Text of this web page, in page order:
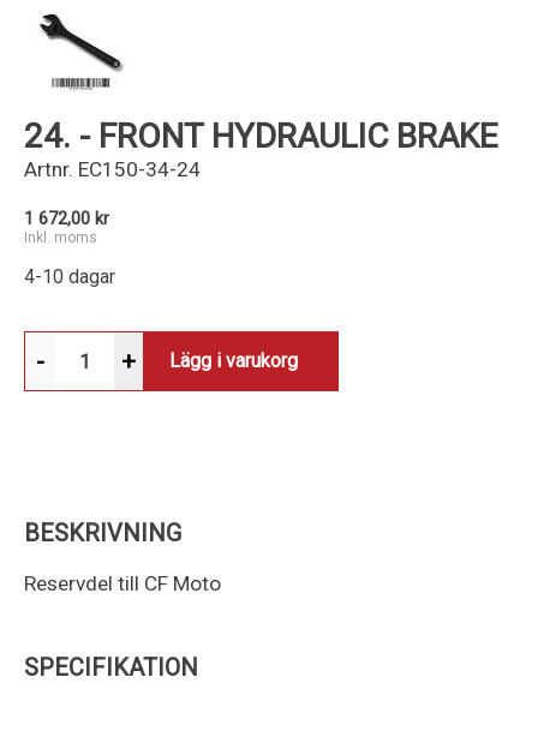
24. - FRONT HYDRAULIC BRAKE
Artnr. EC150-34-24
1 672,00 kr
Inkl. moms
4-10 dagar
- + Lägg i varukorg
BESKRIVNING
Reservdel till CF Moto
SPECIFIKATION